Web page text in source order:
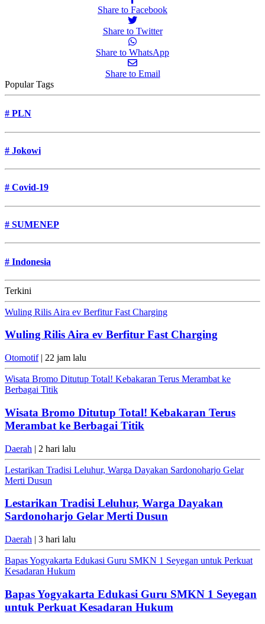
Share to Facebook
Share to Twitter
Share to WhatsApp
Share to Email
Popular Tags
# PLN
# Jokowi
# Covid-19
# SUMENEP
# Indonesia
Terkini
Wuling Rilis Aira ev Berfitur Fast Charging
Wuling Rilis Aira ev Berfitur Fast Charging
Otomotif| 22 jam lalu
Wisata Bromo Ditutup Total! Kebakaran Terus Merambat ke
Berbagai Titik
Wisata Bromo Ditutup Total! Kebakaran Terus
Merambat ke Berbagai Titik
Daerah | 2 hari lalu
Lestarikan Tradisi Leluhur, Warga Dayakan Sardonoharjo Gelar
Merti Dusun
Lestarikan Tradisi Leluhur, Warga Dayakan
Sardonoharjo Gelar Merti Dusun
Daerah | 3 hari lalu
Bapas Yogyakarta Edukasi Guru SMKN 1 Seyegan untuk Perkuat
Kesadaran Hukum
Bapas Yogyakarta Edukasi Guru SMKN 1 Seyegan
untuk Perkuat Kesadaran Hukum